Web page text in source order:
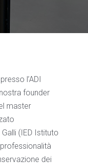
l’ADI
founder
master
(IED Istituto
dei